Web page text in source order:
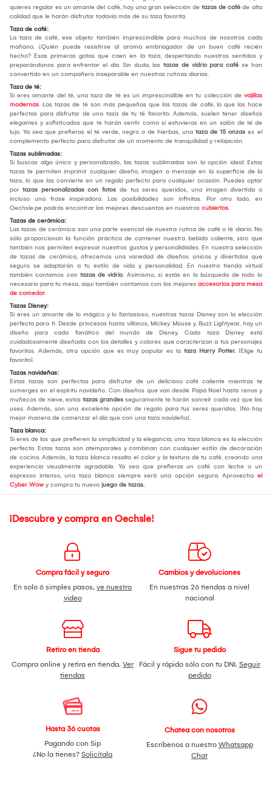
quieres regalar es un amante del café, hay una gran selección de tazas de café de alta
calidad que le harán disfrutar todavía más de su taza favorita.
Taza de café:
La taza de café, ese objeto también imprescindible para muchos de nosotros cada
mañana. ¿Quién puede resistirse al aroma embriagador de un buen café recién
hecho? Esas primeras gotas que caen en la taza, despertando nuestros sentidos y
preparándonos para enfrentar el día. Sin duda, las tazas de vidrio para café se han
convertido en un compañero inseparable en nuestras rutinas diarias.
Taza de té:
Si eres amante del té, una taza de té es un imprescindible en tu colección de vajillas
modernas. Las tazas de té son más pequeñas que las tazas de café, lo que las hace
perfectas para disfrutar de una taza de tu té favorito. Además, suelen tener diseños
elegantes y sofisticados que te harán sentir como si estuvieras en un salón de té de
lujo. Ya sea que prefieras el té verde, negro o de hierbas, una taza de 15 onzas es el
complemento perfecto para disfrutar de un momento de tranquilidad y relajación.
Tazas sublimadas:
Si buscas algo único y personalizado, las tazas sublimadas son la opción ideal. Estas
tazas te permiten imprimir cualquier diseño, imagen o mensaje en la superficie de la
taza, lo que las convierte en un regalo perfecto para cualquier ocasión. Puedes optar
por tazas personalizadas con fotos de tus seres queridos, una imagen divertida o
incluso una frase inspiradora. Las posibilidades son infinitas. Por otro lado, en
Oechsle.pe podrás encontrar los mejores descuentos en nuestros cubiertos.
Tazas de cerámica:
Las tazas de cerámica son una parte esencial de nuestra rutina de café o té diario. No
sólo proporcionan la función práctica de contener nuestra bebida caliente, sino que
también nos permiten expresar nuestros gustos y personalidades. En nuestra selección
de tazas de cerámica, ofrecemos una variedad de diseños únicos y divertidos que
seguro se adaptarán a tu estilo de vida y personalidad. En nuestra tienda virtual
también contamos con tazas de vidrio. Asimismo, si estás en la búsqueda de todo lo
necesario para tu mesa, aquí también contamos con los mejores accesorios para mesa
de comedor.
Tazas Disney:
Si eres un amante de lo mágico y lo fantasioso, nuestras tazas Disney son la elección
perfecta para ti. Desde princesas hasta villanos, Mickey Mouse y Buzz Lightyear, hay un
diseño para cada fanático del mundo de Disney. Cada taza Disney está
cuidadosamente diseñada con los detalles y colores que caracterizan a tus personajes
favoritos. Además, otra opción que es muy popular es la taza Harry Potter. ¡Elige tu
favorito!.
Tazas navideñas:
Estas tazas son perfectas para disfrutar de un delicioso café caliente mientras te
sumerges en el espíritu navideño. Con diseños que van desde Papá Noel hasta renos y
muñecos de nieve, estas tazas grandes seguramente te harán sonreír cada vez que las
uses. Además, son una excelente opción de regalo para tus seres queridos. ¡No hay
mejor manera de comenzar el día que con una taza navideña!.
Taza blanca:
Si eres de los que prefieren la simplicidad y la elegancia, una taza blanca es la elección
perfecta. Estas tazas son atemporales y combinan con cualquier estilo de decoración
de cocina. Además, la taza blanca resalta el color y la textura de tu café, creando una
experiencia visualmente agradable. Ya sea que prefieras un café con leche o un
espresso intenso, una taza blanca siempre será una opción segura. Aprovecha el
Cyber Wow y compra tu nuevo juego de tazas.
¡Descubre y compra en Oechsle!
Compra fácil y seguro
En solo 6 simples pasos, ve nuestro
video
Cambios y devoluciones
En nuestras 26 tiendas a nivel
nacional
Retiro en tienda
Compra online y retira en tienda. Ver
tiendas
Sigue tu pedido
Fácil y rápido sólo con tu DNI. Seguir
pedido
Hasta 36 cuotas
Pagando con Sip
¿No la tienes? Solicítala
Chatea con nosotros
Escríbenos a nuestro Whatsapp
Chat